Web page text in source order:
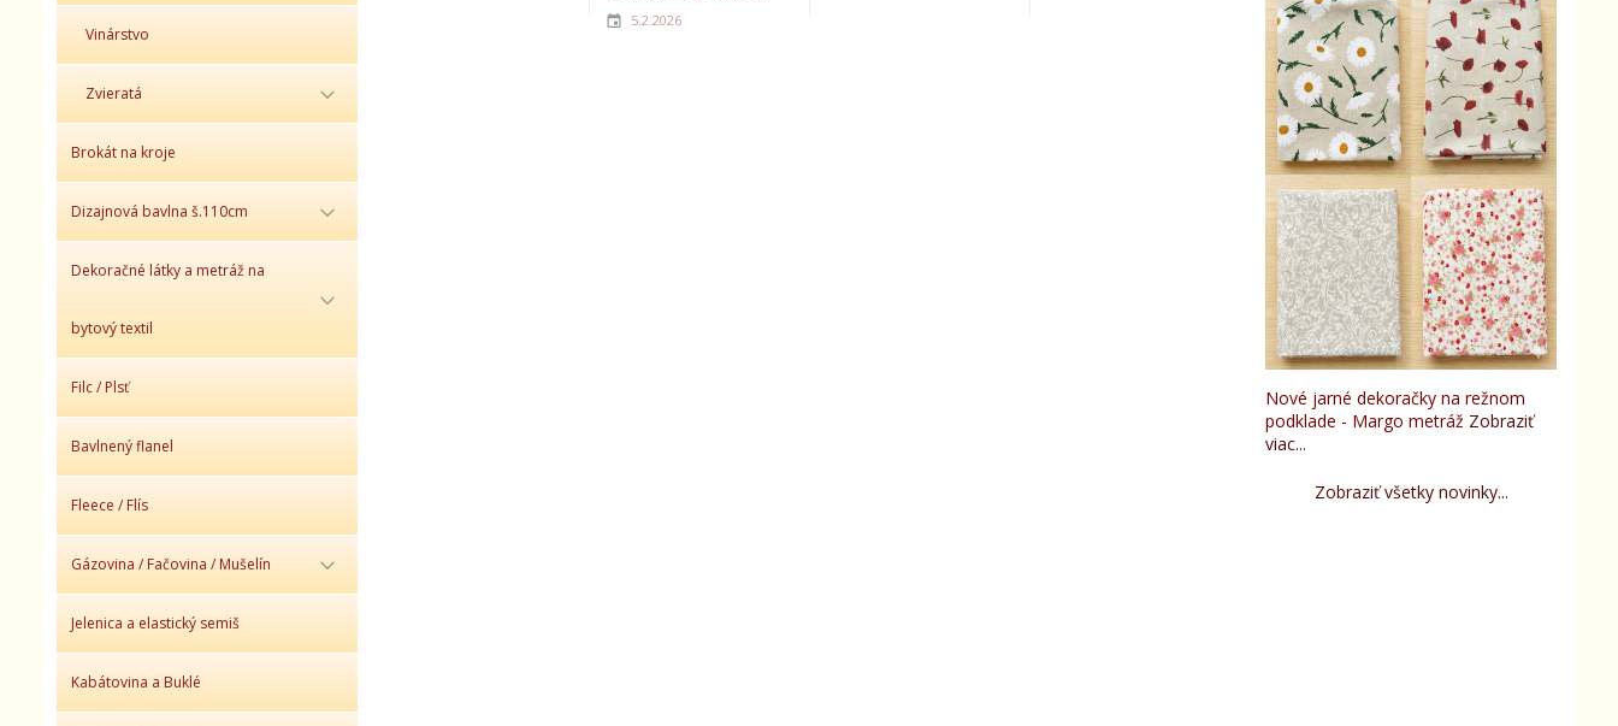
Vinárstvo
Zvieratá
Brokát na kroje
Dizajnová bavlna š.110cm
Dekoračné látky a metráž na
bytový textil
Filc / Plsť
Bavlnený flanel
Fleece / Flís
Gázovina / Fačovina / Mušelín
Jelenica a elastický semiš
Kabátovina a Buklé
Nové jarné dekoračky na režnom
podklade - Margo metráž Zobraziť
viac...
Zobraziť všetky novinky...
5.2.2026